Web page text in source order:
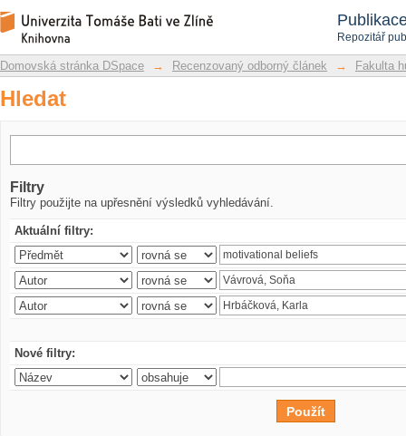
Repozitář
Hledat
Repozitář DSpace/Manakin
Domovská stránka DSpace → Recenzovaný odborný článek → Fakulta
Hledat
Filtry
Filtry použijte na upřesnění výsledků vyhledávání.
Aktuální filtry:
Nové filtry: